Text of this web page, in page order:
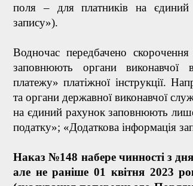
поля – для платників на єдиний
запису»).
Водночас передбачено скорочення
заповнюють органи виконавчої
платежу» платіжної інструкції.
та органи державної виконавчої
на єдиний рахунок заповнюють
податку»; «Додаткова інформація
Hаказ №148 набере чинності з
але не раніше 01 квітня 2023